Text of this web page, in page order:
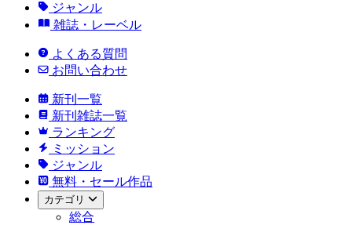
ジャンル
雑誌・レーベル
よくある質問
お問い合わせ
新刊一覧
新刊雑誌一覧
ランキング
ミッション
ジャンル
無料・セール作品
カテゴリ
総合